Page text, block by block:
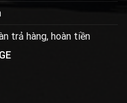
trả hàng, hoàn tiền